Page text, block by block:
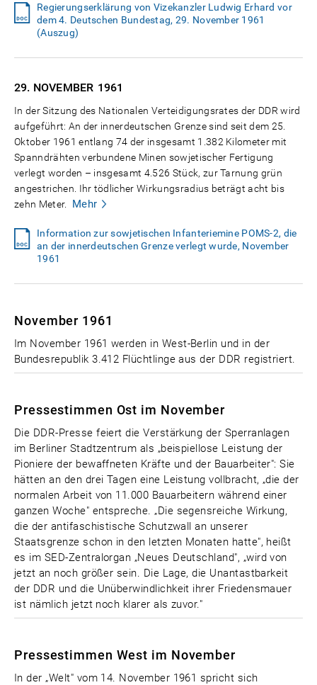
Regierungserklärung von Vizekanzler Ludwig Erhard vor
dem 4. Deutschen Bundestag, 29. November 1961
(Auszug)
29. NOVEMBER 1961
In der Sitzung des Nationalen Verteidigungsrates der DDR wird
aufgeführt: An der innerdeutschen Grenze sind seit dem 25.
Oktober 1961 entlang 74 der insgesamt 1.382 Kilometer mit
Spanndrähten verbundene Minen sowjetischer Fertigung
verlegt worden – insgesamt 4.526 Stück, zur Tarnung grün
angestrichen. Ihr tödlicher Wirkungsradius beträgt acht bis
zehn Meter.
Mehr
Information zur sowjetischen Infanteriemine POMS-2, die
an der innerdeutschen Grenze verlegt wurde, November
1961
November 1961
Im November 1961 werden in West-Berlin und in der
Bundesrepublik 3.412 Flüchtlinge aus der DDR registriert.
Pressestimmen Ost im November
Die DDR-Presse feiert die Verstärkung der Sperranlagen
im Berliner Stadtzentrum als „beispiellose Leistung der
Pioniere der bewaffneten Kräfte und der Bauarbeiter": Sie
hätten an den drei Tagen eine Leistung vollbracht, „die der
normalen Arbeit von 11.000 Bauarbeitern während einer
ganzen Woche" entspreche. „Die segensreiche Wirkung,
die der antifaschistische Schutzwall an unserer
Staatsgrenze schon in den letzten Monaten hatte", heißt
es im SED-Zentralorgan „Neues Deutschland", „wird von
jetzt an noch größer sein. Die Lage, die Unantastbarkeit
der DDR und die Unüberwindlichkeit ihrer Friedensmauer
ist nämlich jetzt noch klarer als zuvor."
Pressestimmen West im November
In der „Welt" vom 14. November 1961 spricht sich